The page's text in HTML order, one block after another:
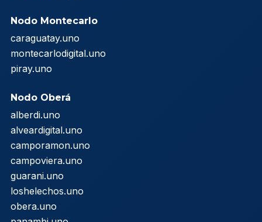
Nodo Montecarlo
caraguatay.uno
montecarlodigital.uno
piray.uno
Nodo Oberá
alberdi.uno
alveardigital.uno
camporamon.uno
campoviera.uno
guarani.uno
loshelechos.uno
obera.uno